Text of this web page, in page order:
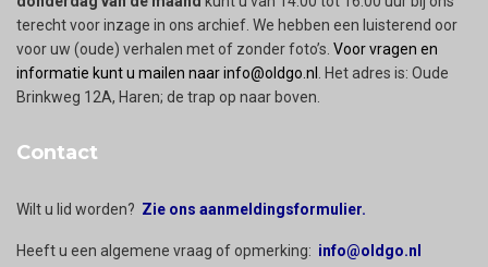
terecht voor inzage in ons archief. We hebben een luisterend oor
voor uw (oude) verhalen met of zonder foto’s. Voor vragen en
informatie kunt u mailen naar info@oldgo.nl
. Het adres is: Oude
Brinkweg 12A, Haren; de trap op naar boven.
Contact
Wilt u lid worden? Zie ons aanmeldingsformulier.
Heeft u een algemene vraag of opmerking: info@oldgo.nl